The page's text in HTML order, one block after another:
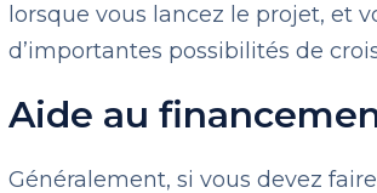
lorsque vous lancez le projet, et
d’importantes possibilités de
Aide au
Généralement, si vous devez